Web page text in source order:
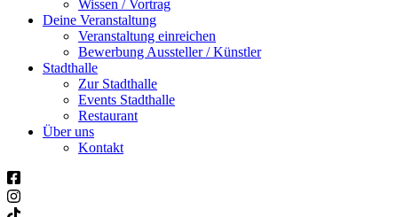
Wissen / Vortrag
Deine Veranstaltung
Veranstaltung einreichen
Bewerbung Aussteller / Künstler
Stadthalle
Zur Stadthalle
Events Stadthalle
Restaurant
Über uns
Kontakt